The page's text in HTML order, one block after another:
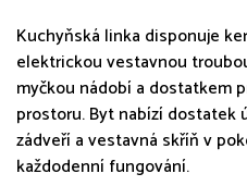
Kuchyňská linka disponuje
elektrickou vestavnou
myčkou nádobí a dostatkem
prostoru. Byt nabízí dostatek
zádveří a vestavná skříň v
každodenní fungování.